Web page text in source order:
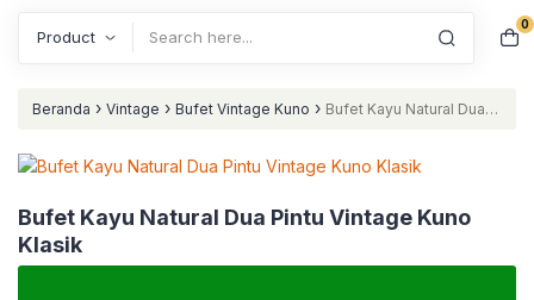
0
Beranda › Vintage › Bufet Vintage Kuno › Bufet Kayu Natural Dua
Bufet Kayu Natural Dua Pintu Vintage Kuno
Klasik